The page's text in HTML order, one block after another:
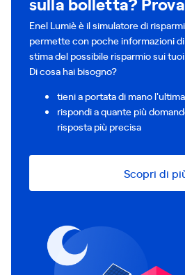
Enel Lumiè è il simulatore di
permette con poche informazioni
stima del possibile risparmio sui
Di cosa hai bisogno?
tieni a portata di mano
rispondi a quante più
risposta più precisa
Scopri di